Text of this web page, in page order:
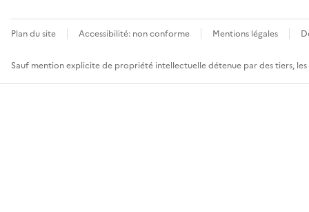
Plan du site Accessibilité: non conforme Mentions légales
Sauf mention explicite de propriété intellectuelle détenue par des tiers,